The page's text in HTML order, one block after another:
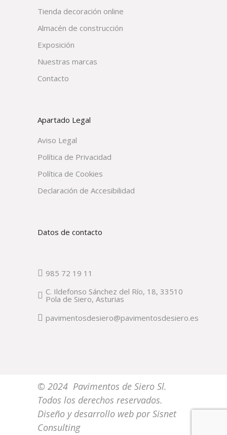
Tienda decoración online
Almacén de construcción
Exposición
Nuestras marcas
Contacto
Apartado Legal
Aviso Legal
Política de Privacidad
Política de Cookies
Declaración de Accesibilidad
Datos de contacto
985 72 19 11
C. Ildefonso Sánchez del Río, 18, 33510
Pola de Siero, Asturias
pavimentosdesiero@pavimentosdesiero.es
© 2024 Pavimentos de Siero Sl.
Todos los derechos reservados.
Diseño y desarrollo web porSisnet
Consulting